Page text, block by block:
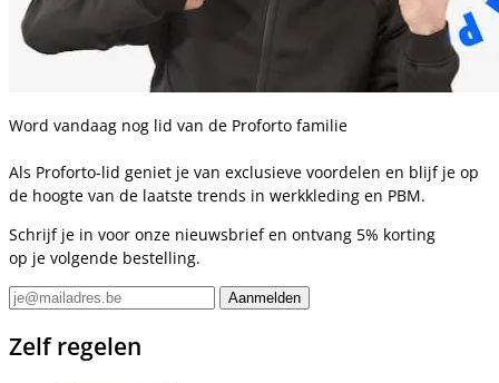
Word vandaag nog lid van de Proforto familie
Als Proforto-lid geniet je van exclusieve voordelen en blijf je op
de hoogte van de laatste trends in werkkleding en PBM.
Schrijf je in voor onze nieuwsbrief en ontvang 5% korting
op je volgende bestelling.
Zelf regelen